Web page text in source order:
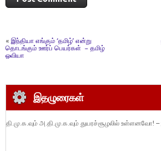
« இந்தியா எங்கும் ‘தமிழ்’ என்று
தொடங்கும் ஊர்ப் பெயர்கள் – தமிழ்
ஓவியா
இதழுரைகள்
தி.மு.க.வும் அ.தி.மு.க.வும் துயரச்சூழலில் உள்ளனவோ!